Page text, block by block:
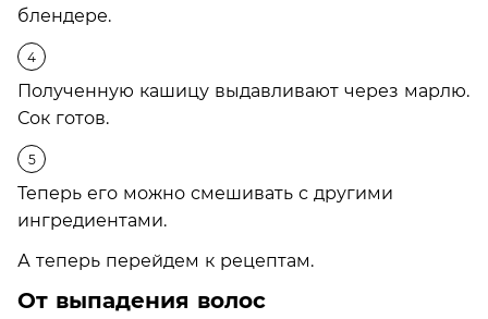
блендере.
Полученную кашицу выдавливают через марлю.
Сок готов.
Теперь его можно смешивать с другими
ингредиентами.
А теперь перейдем к рецептам.
От выпадения волос